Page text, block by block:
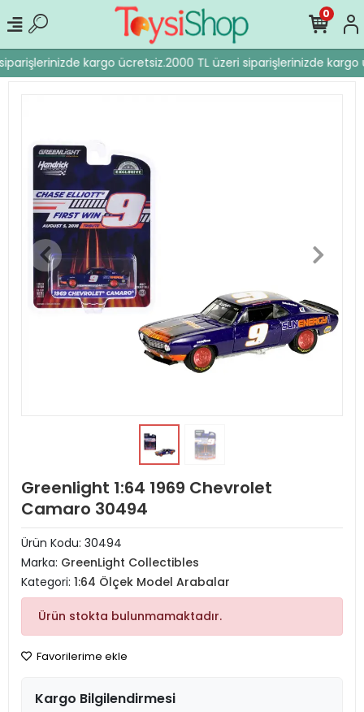
kargo ücretsiz.2000 TL üzeri siparişlerinizde kargo
0
Greenlight 1:64 1969 Chevrolet
Camaro 30494
Ürün Kodu: 30494
Marka: GreenLight Collectibles
Kategori: 1:64 Ölçek Model Arabalar
Ürün stokta bulunmamaktadır.
Favorilerime ekle
Kargo Bilgilendirmesi